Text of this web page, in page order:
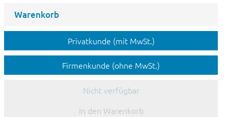
Warenkorb
Privatkunde (mit MwSt.)
Firmenkunde (ohne MwSt.)
Nicht verfügbar
In den Warenkorb